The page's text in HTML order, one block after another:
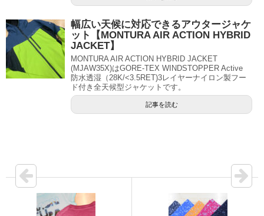
幅広い天候に対応できるアウタージャケ
ット【MONTURA AIR ACTION HYBRID
JACKET】
MONTURA AIR ACTION HYBRID JACKET
(MJAW35X)はGORE-TEX WINDSTOPPER Active
防水透湿（28K/<3.5RET)3レイヤーナイロン製フー
ド付き全天候型ジャケットです。
記事を読む